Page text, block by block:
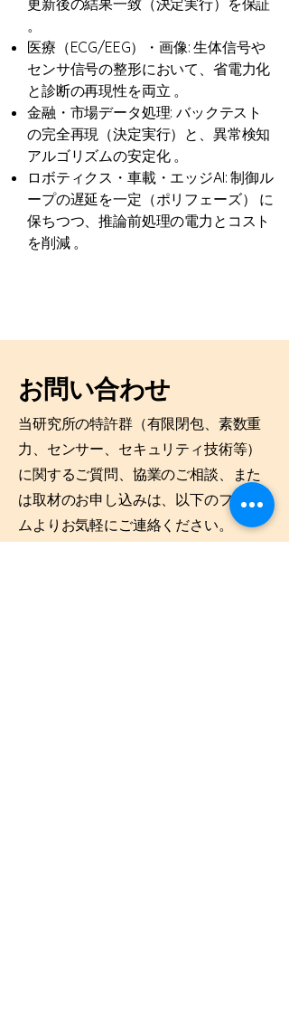
更新後の結果一致（決定実行）を保証
。
医療（ECG/EEG）・画像: 生体信号や
センサ信号の整形において、省電力化
と診断の再現性を両立 。
金融・市場データ処理: バックテスト
の完全再現（決定実行）と、異常検知
アルゴリズムの安定化 。
ロボティクス・車載・エッジAI: 制御ル
ープの遅延を一定（ポリフェーズ） に
保ちつつ、推論前処理の電力とコスト
を削減 。
お問い合わせ
当研究所の特許群（有限閉包、素数重
力、センサー、セキュリティ技術等）
に関するご質問、協業のご相談、また
は取材のお申し込みは、以下のフォー
ムよりお気軽にご連絡ください。